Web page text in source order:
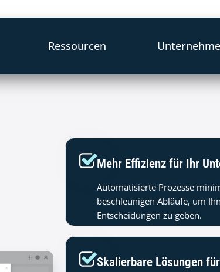
Ressourcen
Mehr Effizienz für Ihr
Automatisierte Prozesse
beschleunigen Abläufe, um
Entscheidungen zu geben.
Skalierbare Lösungen